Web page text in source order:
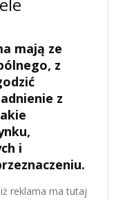
mają ze
z
z
i
reklama ma tutaj